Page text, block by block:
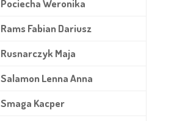
Pociecha Weronika
Rams Fabian Dariusz
Rusnarczyk Maja
Salamon Lenna Anna
Smaga Kacper